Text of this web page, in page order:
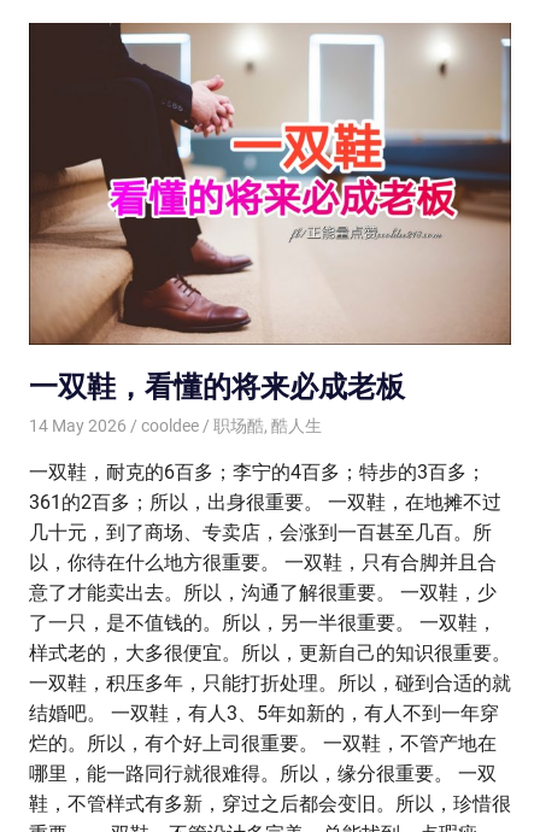
一双鞋，看懂的将来必成老板
14 May 2026 cooldee 职场酷, 酷人生
一双鞋，耐克的6百多；李宁的4百多；特步的3百多；
361的2百多；所以，出身很重要。 一双鞋，在地摊不过
几十元，到了商场、专卖店，会涨到一百甚至几百。所
以，你待在什么地方很重要。 一双鞋，只有合脚并且合
意了才能卖出去。所以，沟通了解很重要。 一双鞋，少
了一只，是不值钱的。所以，另一半很重要。 一双鞋，
样式老的，大多很便宜。所以，更新自己的知识很重要。
一双鞋，积压多年，只能打折处理。所以，碰到合适的就
结婚吧。 一双鞋，有人3、5年如新的，有人不到一年穿
烂的。所以，有个好上司很重要。 一双鞋，不管产地在
哪里，能一路同行就很难得。所以，缘分很重要。 一双
鞋，不管样式有多新，穿过之后都会变旧。所以，珍惜很